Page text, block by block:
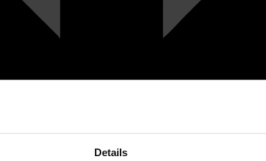
Details